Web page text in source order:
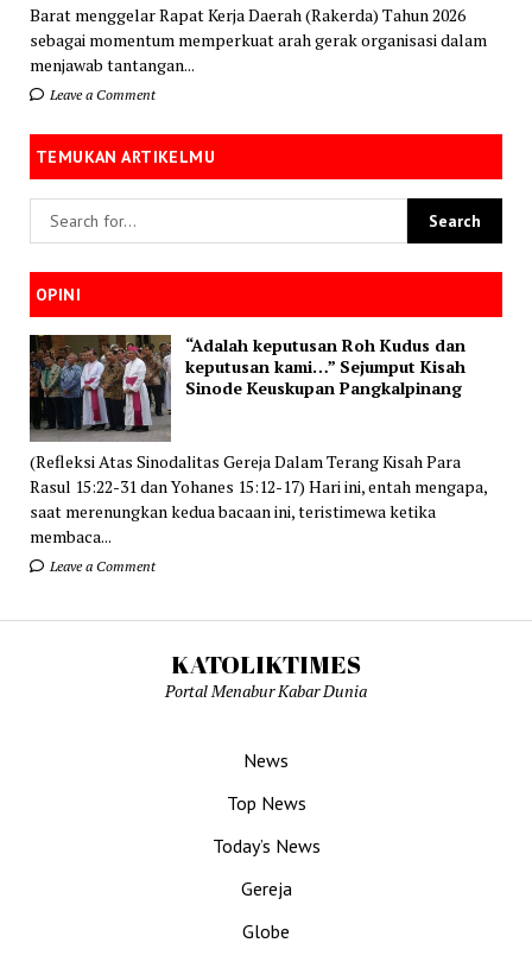
Barat menggelar Rapat Kerja Daerah (Rakerda) Tahun 2026
sebagai momentum memperkuat arah gerak organisasi dalam
menjawab tantangan...
Leave a Comment
TEMUKAN ARTIKELMU
OPINI
“Adalah keputusan Roh Kudus dan
keputusan kami…” Sejumput Kisah
Sinode Keuskupan Pangkalpinang
(Refleksi Atas Sinodalitas Gereja Dalam Terang Kisah Para
Rasul 15:22-31 dan Yohanes 15:12-17) Hari ini, entah mengapa,
saat merenungkan kedua bacaan ini, teristimewa ketika
membaca...
Leave a Comment
KATOLIKTIMES
Portal Menabur Kabar Dunia
News
Top News
Today’s News
Gereja
Globe